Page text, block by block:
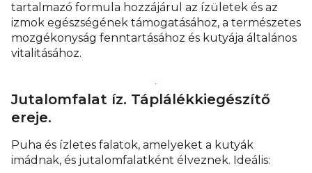
tartalmazó formula hozzájárul az ízületek és az
izmok egészségének támogatásához, a természetes
mozgékonyság fenntartásához és kutyája általános
vitalitásához.
Jutalomfalat íz. Táplálékkiegészítő
ereje.
Puha és ízletes falatok, amelyeket a kutyák
imádnak, és jutalomfalatként élveznek. Ideális: